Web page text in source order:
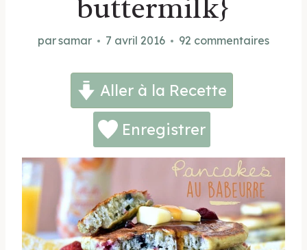
buttermilk}
parsamar 7 avril 2016 92 commentaires
Aller à la Recette
Enregistrer